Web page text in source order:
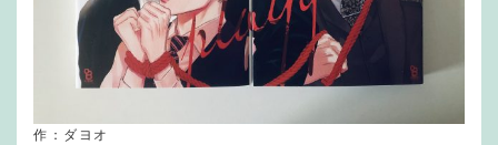
作：ダヨオ